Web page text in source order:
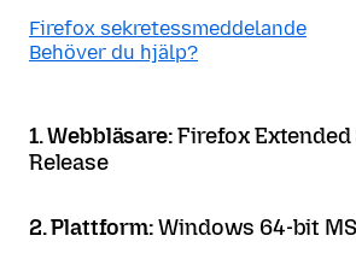
Firefox sekretessmeddelande
Behöver du hjälp?
1. Webbläsare:Firefox
Release
2. Plattform:Windows 64-bit